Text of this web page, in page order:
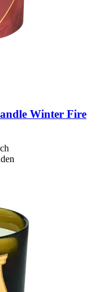
Winter Fire